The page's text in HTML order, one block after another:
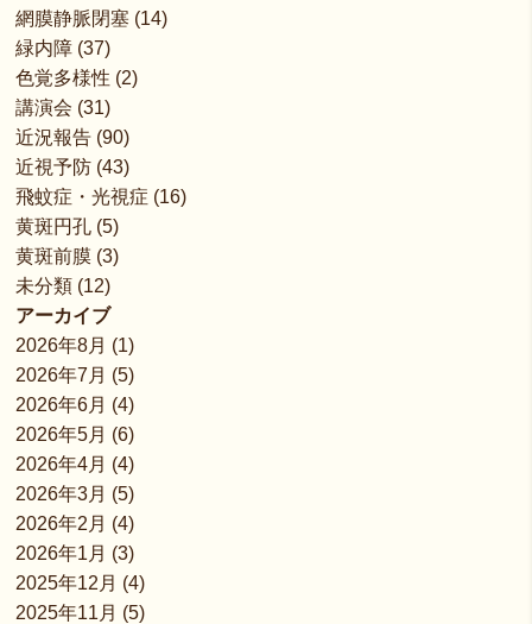
網膜静脈閉塞 (14)
緑内障 (37)
色覚多様性 (2)
講演会 (31)
近況報告 (90)
近視予防 (43)
飛蚊症・光視症 (16)
黄斑円孔 (5)
黄斑前膜 (3)
未分類 (12)
アーカイブ
2026年8月 (1)
2026年7月 (5)
2026年6月 (4)
2026年5月 (6)
2026年4月 (4)
2026年3月 (5)
2026年2月 (4)
2026年1月 (3)
2025年12月 (4)
2025年11月 (5)